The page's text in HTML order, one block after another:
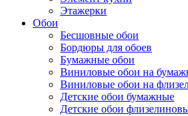
Этажерки
Обои
Бесшовные обои
Бордюры для обоев
Бумажные обои
Виниловые обои на
Виниловые обои на
Детские обои бумажные
Детские обои